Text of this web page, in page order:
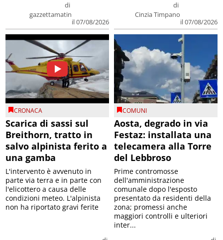
di
gazzettamatin
il 07/08/2026
di
Cinzia Timpano
il 07/08/2026
CRONACA
Scarica di sassi sul
Breithorn, tratto in
salvo alpinista ferito a
una gamba
L'intervento è avvenuto in
parte via terra e in parte con
l'elicottero a causa delle
condizioni meteo. L'alpinista
non ha riportato gravi ferite
COMUNI
Aosta, degrado in via
Festaz: installata una
telecamera alla Torre
del Lebbroso
Prime contromosse
dell'amministrazione
comunale dopo l'esposto
presentato da residenti della
zona; promessi anche
maggiori controlli e ulteriori
inter...